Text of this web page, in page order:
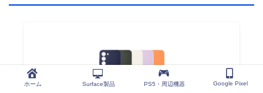
ホーム Surface製品 PS5・周辺機器 Google Pixel